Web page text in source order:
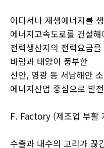
어디서나 재생에너지를
에너지고속도로를 건설
전력생산지의 전력요금을
바람과 태양이 풍부한
신안, 영광 등 서남해안
에너지산업 중심으로 발
F. Factory (제조업 부활
수출과 내수의 고리가 끊